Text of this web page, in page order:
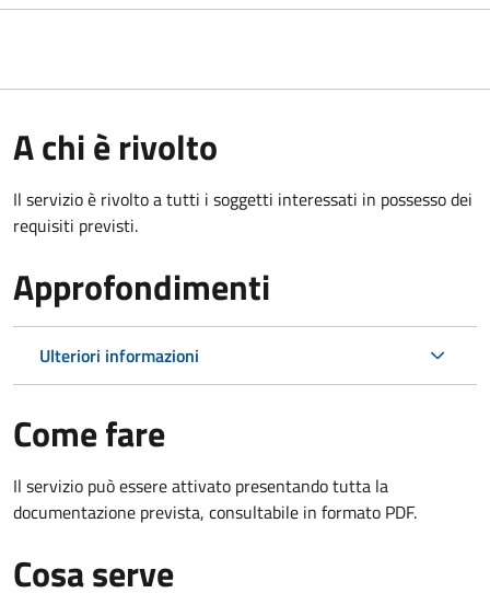
A chi è rivolto
Il servizio è rivolto a tutti i soggetti interessati in possesso dei
requisiti previsti.
Approfondimenti
Ulteriori informazioni
Come fare
Il servizio può essere attivato presentando tutta la
documentazione prevista, consultabile in formato PDF.
Cosa serve